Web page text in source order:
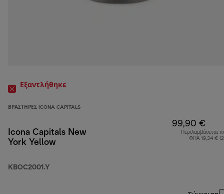
Εξαντλήθηκε
ΒΡΑΣΤΉΡΕΣ ICONA CAPITALS
Icona Capitals New
York Yellow
KBOC2001.Y
99,90 €
Περιλαμβάνεται
ΦΠΑ 19,34 €